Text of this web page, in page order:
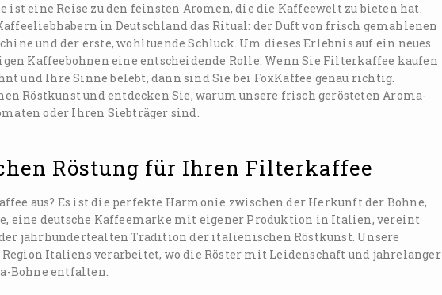
eine Reise zu den feinsten Aromen, die die Kaffeewelt zu bieten hat.
in Deutschland das Ritual: der Duft von frisch gemahlenen
und der erste, wohltuende Schluck. Um dieses Erlebnis auf ein neues
Kaffeebohnen eine entscheidende Rolle. Wenn Sie Filterkaffee kaufen
und Ihre Sinne belebt, dann sind Sie bei FoxKaffee genau richtig.
Röstkunst und entdecken Sie, warum unsere frisch gerösteten Aroma-
oder Ihren Siebträger sind.
Röstung für Ihren Filterkaffee
aus? Es ist die perfekte Harmonie zwischen der Herkunft der Bohne,
eine deutsche Kaffeemarke mit eigener Produktion in Italien, vereint
jahrhundertealten Tradition der italienischen Röstkunst. Unsere
Italiens verarbeitet, wo die Röster mit Leidenschaft und jahrelanger
Bohne entfalten.